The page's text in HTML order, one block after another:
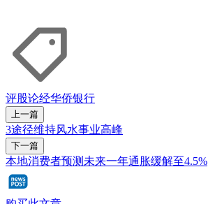
评股论经华侨银行
上一篇
3途径维持风水事业高峰
下一篇
本地消费者预测未来一年通胀缓解至4.5%